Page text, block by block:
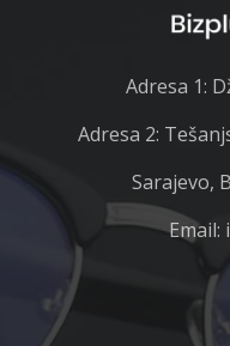
Adresa 1:
Adresa 2:
Sarajevo,
Email: